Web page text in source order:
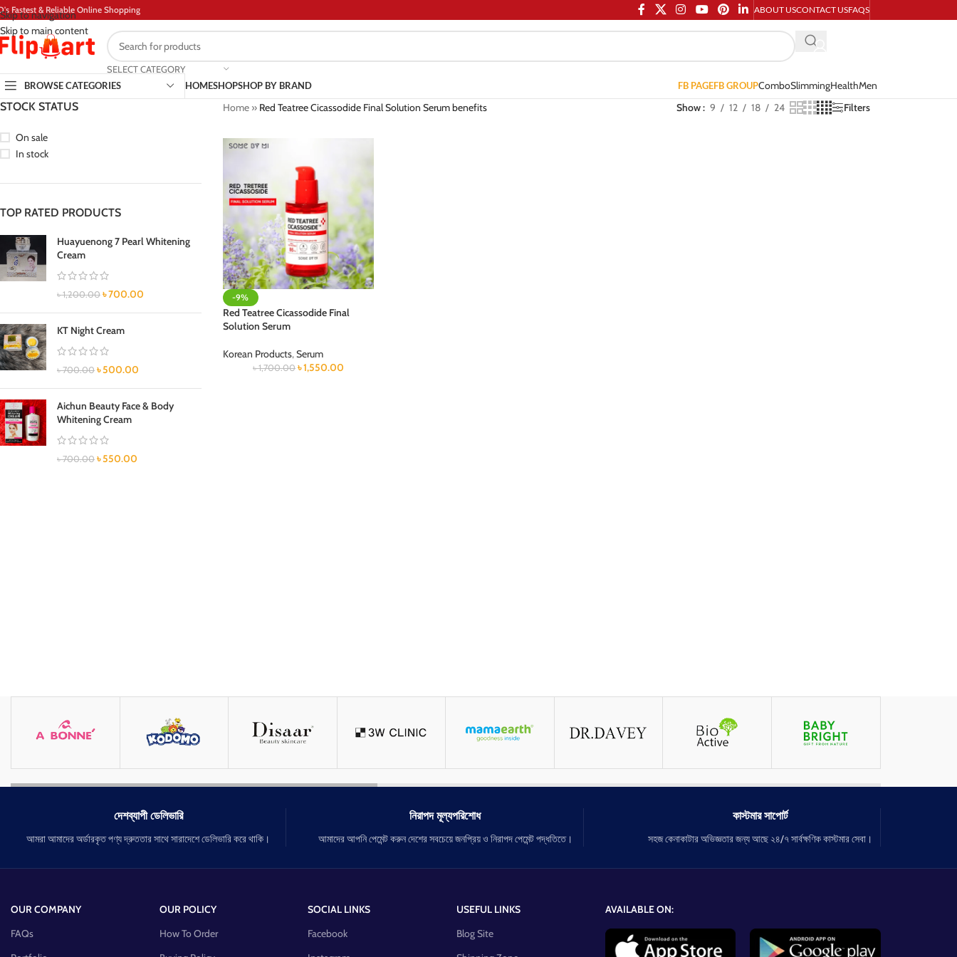
Skip to navigation
Skip to main content
Fastest & Reliable Online Shopping ABOUT USCONTACT USFAQS
SELECT CATEGORY
BROWSE CATEGORIES
HOMESHOPSHOP BY BRAND FB PAGEFB GROUPComboSlimmingHealthMen
STOCK STATUS
On sale
In stock
TOP RATED PRODUCTS
Huayuenong 7 Pearl Whitening
Cream
৳1,200.00 ৳700.00
KT Night Cream
৳700.00 ৳500.00
Aichun Beauty Face & Body
Whitening Cream
৳700.00 ৳550.00
Home» Red Teatree Cicassodide Final Solution Serum benefits Show 9 12 18 24 Filters
-9%
Red Teatree Cicassodide Final
Solution Serum
Korean Products,Serum
৳1,700.00 ৳1,550.00
দেশব্যাপী ডেলিভারি
আমরা আমাদের অর্ডারকৃত পণ্য দ্রুততার সাথে সারাদেশে ডেলিভারি করে থাকি।
নিরাপদ মূল্যপরিশোধ
আমাদের আপনি পেমেন্ট করুন দেশের সবচেয়ে জনপ্রিয় ও নিরাপদ পেমেন্ট পদ্ধতিতে।
কাস্টমার সাপোর্ট
সহজ কেনাকাটার অভিজ্ঞতার জন্য আছে ২৪/৭ সার্বক্ষণিক কাস্টমার সেবা।
OUR COMPANY
FAQs
OUR POLICY
How To Order
SOCIAL LINKS
Facebook
USEFUL LINKS
Blog Site
AVAILABLE ON: